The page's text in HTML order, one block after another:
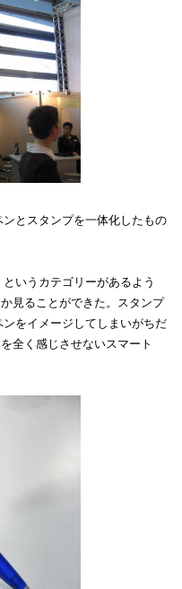
とスタンプを一体化したもの
いうカテゴリーがあるよう
見ることができた。スタンプ
をイメージしてしまいがちだ
全く感じさせないスマート